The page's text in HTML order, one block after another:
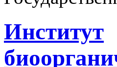
Институт